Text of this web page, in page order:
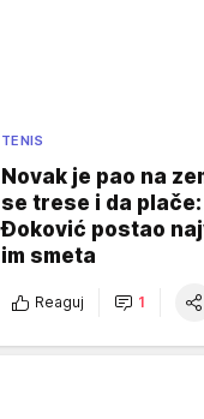
TENIS
Novak je pao na
se trese i da
Đoković postao
im smeta
Reaguj 1